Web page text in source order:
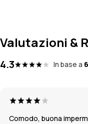
Valutazioni &
4.3 In base a
Comodo, buona